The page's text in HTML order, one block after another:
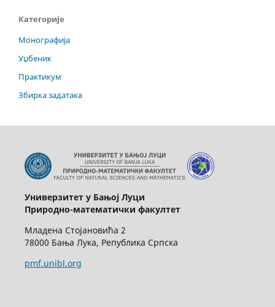
Категорије
Монографија
Уџбеник
Практикум
Збирка задатака
Универзитет у Бањој Луци
Природно-математички факултет
Младена Стојановића 2
78000 Бања Лука, Република Српска
pmf.unibl.org